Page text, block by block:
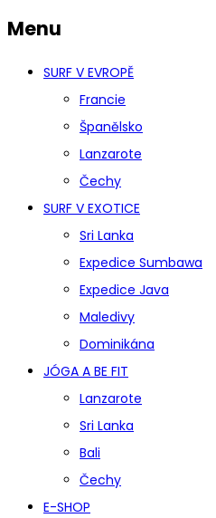
Menu
SURF V EVROPĚ
Francie
Španělsko
Lanzarote
Čechy
SURF V EXOTICE
Sri Lanka
Expedice Sumbawa
Expedice Java
Maledivy
Dominikána
JÓGA A BE FIT
Lanzarote
Sri Lanka
Bali
Čechy
E-SHOP